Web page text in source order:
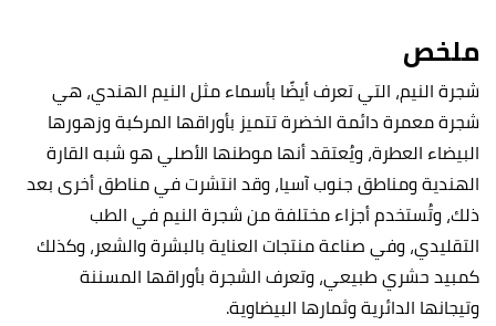
ملخص
شجرة النيم، التي تعرف أيضًا بأسماء مثل النيم الهندي، هي
شجرة معمرة دائمة الخضرة تتميز بأوراقها المركبة وزهورها
البيضاء العطرة، ويُعتقد أنها موطنها الأصلي هو شبه القارة
الهندية ومناطق جنوب آسيا، وقد انتشرت في مناطق أخرى بعد
ذلك، وتُستخدم أجزاء مختلفة من شجرة النيم في الطب
التقليدي، وفي صناعة منتجات العناية بالبشرة والشعر، وكذلك
كمبيد حشري طبيعي، وتعرف الشجرة بأوراقها المسننة
وتيجانها الدائرية وثمارها البيضاوية.